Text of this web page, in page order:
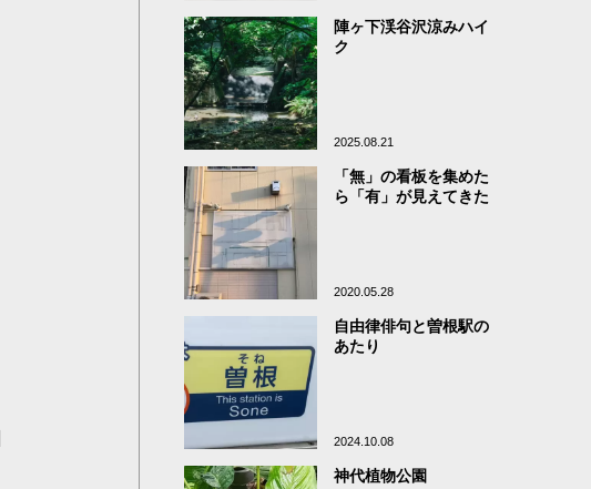
陣ヶ下渓谷沢涼みハイ
ク
2025.08.21
「無」の看板を集めた
ら「有」が見えてきた
2020.05.28
自由律俳句と曽根駅の
あたり
2024.10.08
神代植物公園